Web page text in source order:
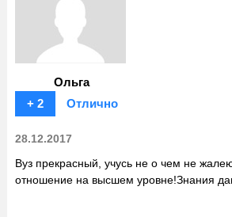
Ольга
+ 2
Отлично
28.12.2017
Вуз прекрасный, учусь не о чем не
отношение на высшем уровне!Знания